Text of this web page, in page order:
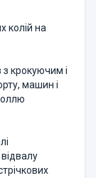
колій на
крокуючим і
машин і